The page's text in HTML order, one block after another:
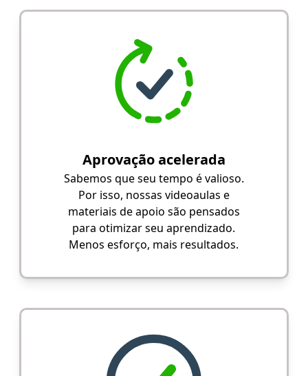
Aprovação acelerada
Sabemos que seu tempo é valioso.
Por isso, nossas videoaulas e
materiais de apoio são pensados
para otimizar seu aprendizado.
Menos esforço, mais resultados.